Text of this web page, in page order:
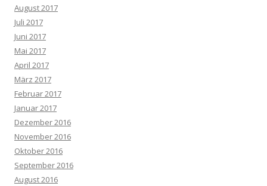
August 2017
Juli 2017
Juni 2017
Mai 2017
April 2017
März 2017
Februar 2017
Januar 2017
Dezember 2016
November 2016
Oktober 2016
September 2016
August 2016